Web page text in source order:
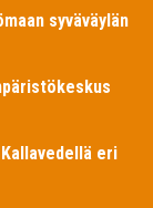
syväväylän
eri